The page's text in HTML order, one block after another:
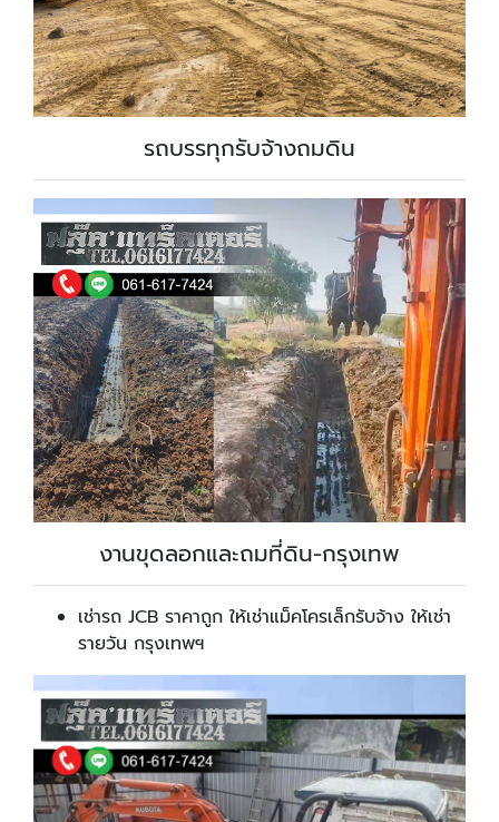
รถบรรทุกรับจ้างถมดิน
งานขุดลอกและถมที่ดิน-กรุงเทพ
เช่ารถ JCB ราคาถูก ให้เช่าแม็คโครเล็กรับจ้าง ให้เช่า
รายวัน กรุงเทพฯ